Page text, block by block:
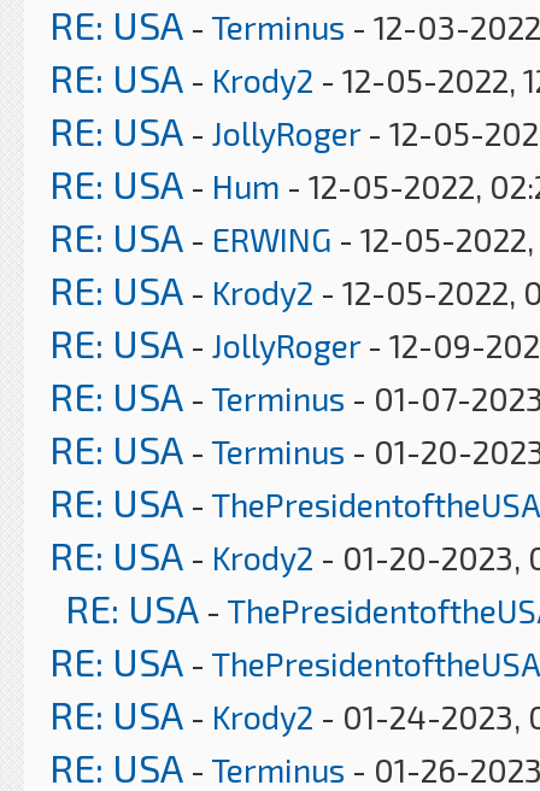
RE: USA - Terminus - 12-03-
RE: USA - Krody2 - 12-05-2022,
RE: USA - JollyRoger- 12-05-
RE: USA - Hum - 12-05-2022,
RE: USA - ERWING - 12-05-
RE: USA - Krody2 - 12-05-2022,
RE: USA - JollyRoger- 12-09-
RE: USA - Terminus - 01-07-
RE: USA - Terminus - 01-20-
RE: USA - ThePresidentoftheUSA
RE: USA - Krody2 - 01-20-2023,
RE: USA -
RE: USA - ThePresidentoftheUSA
RE: USA - Krody2 - 01-24-2023,
RE: USA - Terminus - 01-26-